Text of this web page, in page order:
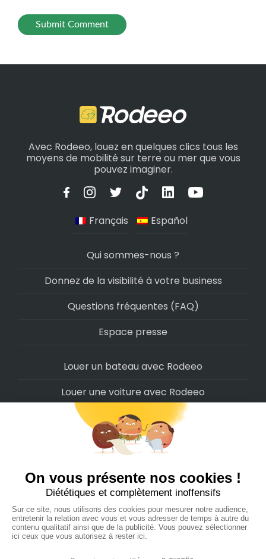
Avec Rodeeo, louez en quelques clics tous les
moyens de mobilité sur terre ou mer que vous
pouvez imaginer.
Français Español
Qui sommes-nous ?
Donnez de la visibilité à votre business
Questions fréquentes (FAQ)
Espace presse
Louer un bateau avec Rodeeo
Louer une voiture avec Rodeeo
Louer une moto avec Rodeeo
Louer un scooter avec Rodeeo
Louer un Camping-Car avec Rodeeo